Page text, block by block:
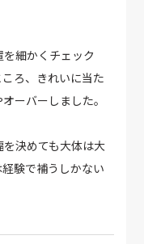
細かくチェック
ろ、きれいに当た
ーバーしました。
決めても大体は大
験で補うしかない